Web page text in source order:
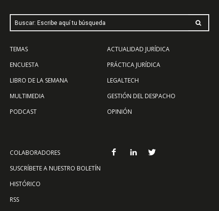
Buscar: Escribe aquí tu búsqueda
TEMAS
ENCUESTA
LIBRO DE LA SEMANA
MULTIMEDIA
PODCAST
ACTUALIDAD JURÍDICA
PRÁCTICA JURÍDICA
LEGALTECH
GESTIÓN DEL DESPACHO
OPINIÓN
COLABORADORES
SUSCRÍBETE A NUESTRO BOLETÍN
HISTÓRICO
RSS